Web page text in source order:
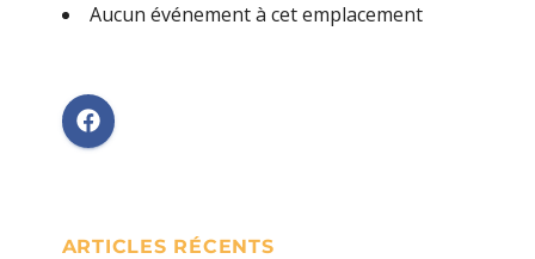
Aucun événement à cet emplacement
ARTICLES RÉCENTS